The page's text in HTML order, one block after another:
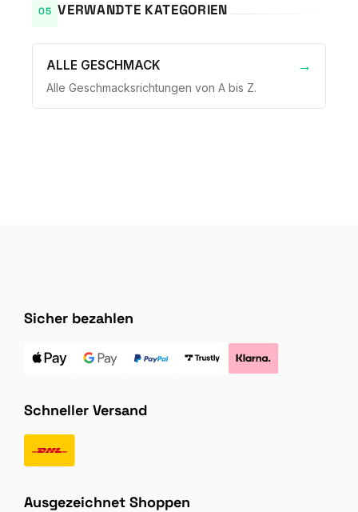
VERWANDTE KATEGORIEN
ALLE GESCHMACK
Alle Geschmacksrichtungen von A bis Z.
Sicher bezahlen
Schneller Versand
Ausgezeichnet Shoppen